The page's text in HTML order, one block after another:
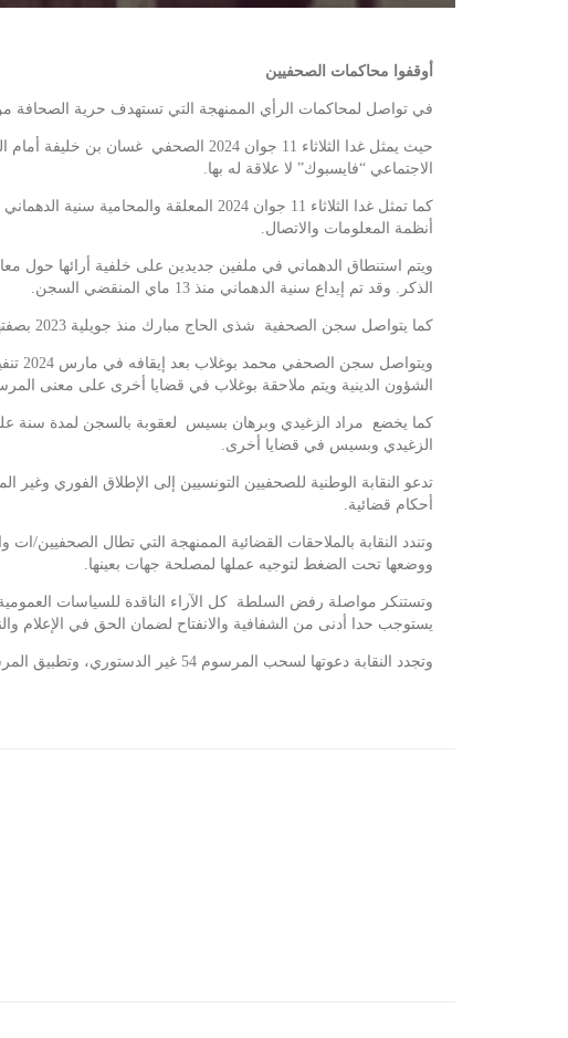
أوقفوا محاكمات الصحفيين
في تواصل لمحاكمات الرأي الممنهجة التي تستهدف حرية الصحافة
حيث يمثل غدا الثلاثاء 11 جوان 2024
الاجتماعي “فايسبوك” لا علاقة له بها.
أنظمة المعلومات والاتصال.
الذكر. وقد تم إيداع سنية الدهماني منذ 13 ماي المنقضي السجن.
كما يتواصل سجن الصحفية شذى الحاج مبارك منذ جويلية 2023 بصفتها صحفية محترفة على خلفية ما يعرف بقضية “انستالينغو”، رغم حفظ ملفها سابقا من قبل قاضي التحقيق.
الشؤون الدينية ويتم ملاحقة بوغلاب في قضايا أخرى على معنى المرسوم 54 على خلفية آرائه ضمن تعليقاته في وسائل إعلام
الزغيدي وبسيس في قضايا أخرى.
تدعو النقابة الوطنية للصحفيين التونسيين إلى الإطلاق الفوري
أحكام قضائية.
وتندد النقابة بالملاحقات القضائية الممنهجة التي تطال
ووضعها تحت الضغط لتوجيه عملها لمصلحة جهات بعينها.
وتستنكر مواصلة رفض السلطة كل الآراء الناقدة للسياسات
يستوجب حدا أدنى من الشفافية والانفتاح لضمان الحق في الإعلام
وتجدد النقابة دعوتها لسحب المرسوم 54 غير الدستوري، وتطبيق المرسوم عدد 115 الآلية الوحيدة لتتبع الصحفيين في قضايا الصحافة والنشر.